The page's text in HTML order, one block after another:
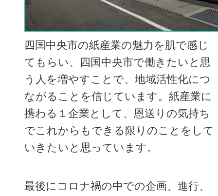
四国中央市の紙産業の魅力を肌で感じ
てもらい、四国中央市で働きたいと思
う人を増やすことで、地域活性化につ
ながることを信じています。紙産業に
携わる１企業として、恩送りの気持ち
でこれからもできる限りのことをして
いきたいと思っています。
最後にコロナ禍の中での企画、進行、